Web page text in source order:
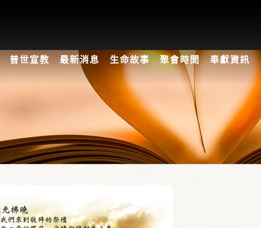
普世宣教 最新消息 生命故事 聚會時間 奉獻資訊